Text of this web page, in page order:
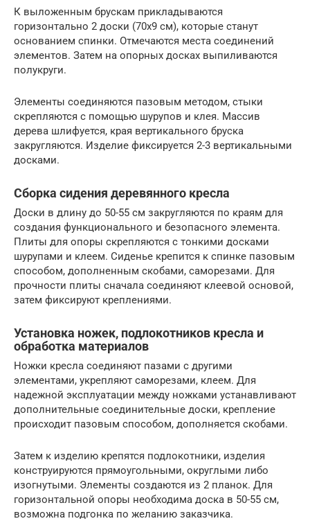
К выложенным брускам прикладываются
горизонтально 2 доски (70х9 см), которые станут
основанием спинки. Отмечаются места соединений
элементов. Затем на опорных досках выпиливаются
полукруги.
Элементы соединяются пазовым методом, стыки
скрепляются с помощью шурупов и клея. Массив
дерева шлифуется, края вертикального бруска
закругляются. Изделие фиксируется 2-3 вертикальными
досками.
Сборка сидения деревянного кресла
Доски в длину до 50-55 см закругляются по краям для
создания функционального и безопасного элемента.
Плиты для опоры скрепляются с тонкими досками
шурупами и клеем. Сиденье крепится к спинке пазовым
способом, дополненным скобами, саморезами. Для
прочности плиты сначала соединяют клеевой основой,
затем фиксируют креплениями.
Установка ножек, подлокотников кресла и
обработка материалов
Ножки кресла соединяют пазами с другими
элементами, укрепляют саморезами, клеем. Для
надежной эксплуатации между ножками устанавливают
дополнительные соединительные доски, крепление
происходит пазовым способом, дополняется скобами.
Затем к изделию крепятся подлокотники, изделия
конструируются прямоугольными, округлыми либо
изогнутыми. Элементы создаются из 2 планок. Для
горизонтальной опоры необходима доска в 50-55 см,
возможна подгонка по желанию заказчика.